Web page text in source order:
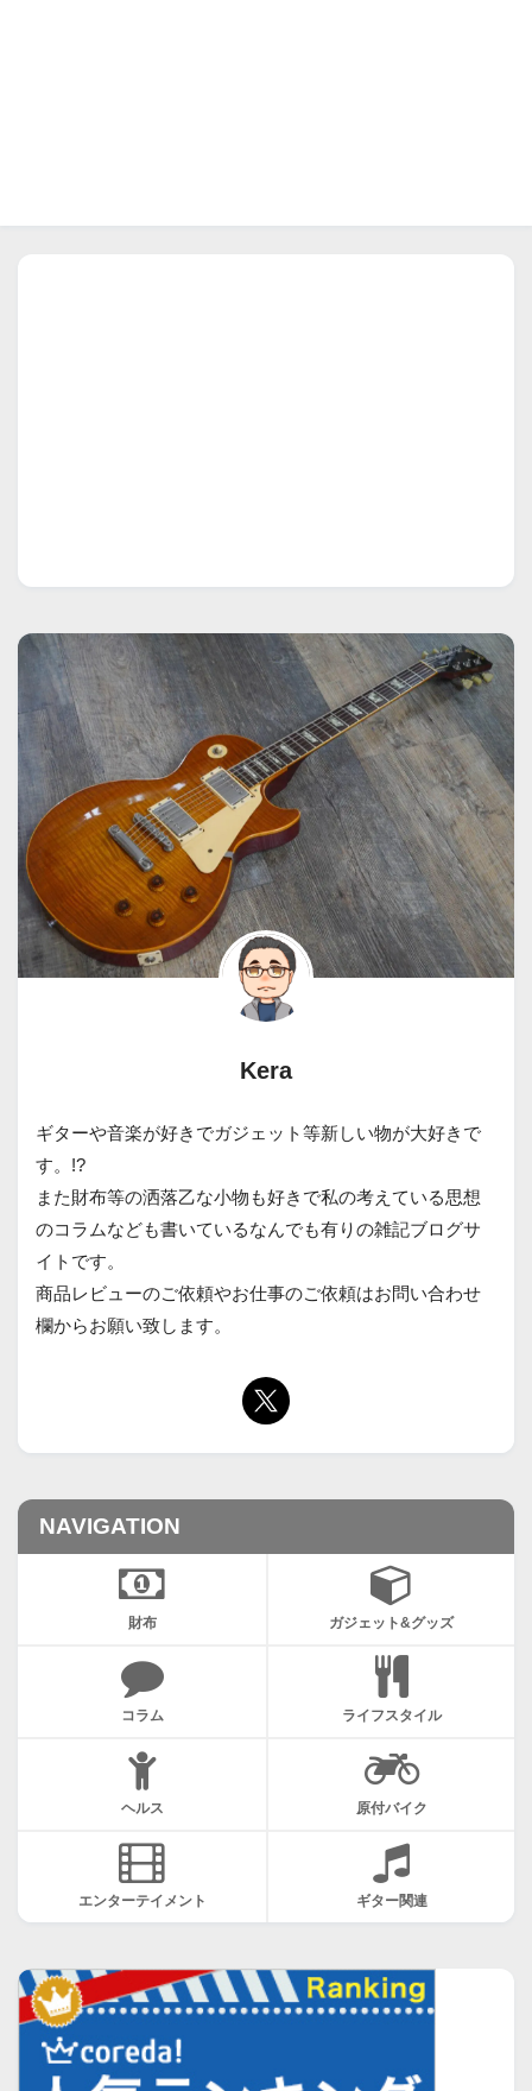
Kera
ギターや音楽が好きでガジェット等新しい物が大好きで
す。!?
また財布等の洒落乙な小物も好きで私の考えている思想
のコラムなども書いているなんでも有りの雑記ブログサ
イトです。
商品レビューのご依頼やお仕事のご依頼はお問い合わせ
欄からお願い致します。
NAVIGATION
財布 ガジェット&グッズ
コラム ライフスタイル
ヘルス 原付バイク
エンターテイメント ギター関連